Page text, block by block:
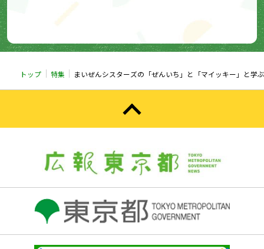
トップ 特集 まいぜんシスターズの「ぜんいち」と「マイッキー」と学